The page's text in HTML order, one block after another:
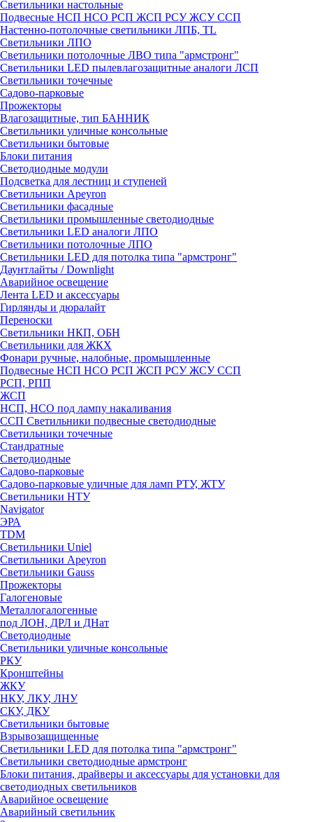
Светильники настольные
Подвесные НСП НСО РСП ЖСП РСУ ЖСУ ССП
Настенно-потолочные светильники ЛПБ, TL
Светильники ЛПО
Светильники потолочные ЛВО типа "армстронг"
Светильники LED пылевлагозащитные аналоги ЛСП
Светильники точечные
Садово-парковые
Прожекторы
Влагозащитные, тип БАННИК
Светильники уличные консольные
Светильники бытовые
Блоки питания
Светодиодные модули
Подсветка для лестниц и ступеней
Светильники Apeyron
Светильники фасадные
Светильники промышленные светодиодные
Светильники LED аналоги ЛПО
Светильники потолочные ЛПО
Светильники LED для потолка типа "армстронг"
Даунтлайты / Downlight
Аварийное освещение
Лента LED и аксессуары
Гирлянды и дюралайт
Переноски
Светильники НКП, ОБН
Светильники для ЖКХ
Фонари ручные, налобные, промышленные
Подвесные НСП НСО РСП ЖСП РСУ ЖСУ ССП
РСП, РПП
ЖСП
НСП, НСО под лампу накаливания
ССП Светильники подвесные светодиодные
Светильники точечные
Стандратные
Светодиодные
Садово-парковые
Садово-парковые уличные для ламп РТУ, ЖТУ
Светильники НТУ
Navigator
ЭРА
TDM
Светильники Uniel
Светильники Apeyron
Светильники Gauss
Прожекторы
Галогеновые
Металлогалогенные
под ЛОН, ДРЛ и ДНат
Светодиодные
Светильники уличные консольные
РКУ
Кронштейны
ЖКУ
НКУ, ЛКУ, ЛНУ
СКУ, ДКУ
Светильники бытовые
Взрывозащищенные
Светильники LED для потолка типа "армстронг"
Светильники светодиодные армстронг
Блоки питания, драйверы и аксессуары для установки для
светодиодных светильников
Аварийное освещение
Аварийный светильник